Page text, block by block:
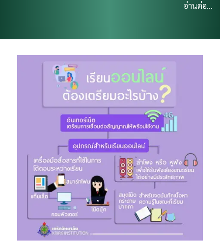
อ่านต่อ...